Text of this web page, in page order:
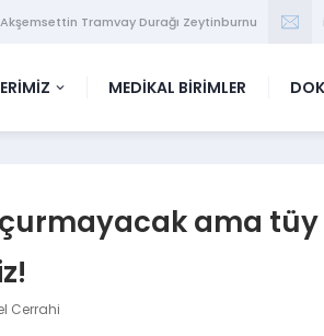
Akşemsettin Tramvay Durağı Zeytinburnu
MEDİKAL BİRİMLER
ama
Cerrahi